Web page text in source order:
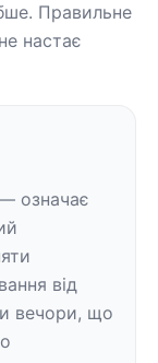
Правильне
настає
означає
від
вечори, що